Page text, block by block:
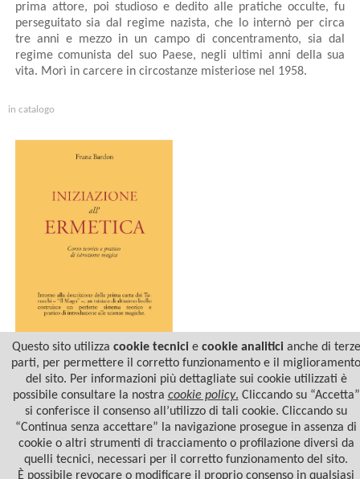
prima attore, poi studioso e dedito alle pratiche occulte, fu
perseguitato sia dal regime nazista, che lo internò per circa
tre anni e mezzo in un campo di concentramento, sia dal
regime comunista del suo Paese, negli ultimi anni della sua
vita. Morì in carcere in circostanze misteriose nel 1958.
in catalogo
INIZIAZIONE
ALL'ERMETICA
Questo sito utilizza cookie tecnicie cookie analiticianche di terze
parti, per permettere il corretto funzionamento e il miglioramento
del sito. Per informazioni più dettagliate sui cookie utilizzati è
possibile consultare la nostra cookie policy. Cliccando su “Accetta”
si conferisce il consenso all’utilizzo di tali cookie. Cliccando su
“Continua senza accettare” la navigazione prosegue in assenza di
cookie o altri strumenti di tracciamento o profilazione diversi da
quelli tecnici, necessari per il corretto funzionamento del sito.
È possibile revocare o modificare il proprio consenso in qualsiasi